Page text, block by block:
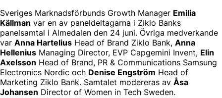
Sveriges Marknadsförbunds Growth Manager Emilia
Källman var en av paneldeltagarna i Ziklo Banks
panelsamtal i Almedalen den 24 juni. Övriga medverkande
var Anna Hartelius Head of Brand Ziklo Bank, Anna
Hellenius Managing Director, EVP Capgemini Invent, Elin
Axelsson Head of Brand, PR & Communications Samsung
Electronics Nordic och Denise Engström Head of
Marketing Ziklo Bank. Samtalet modereras av Åsa
Johansen Director of Women in Tech Sweden.